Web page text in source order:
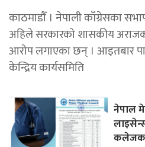
काठमाडाैँ । नेपाली काँग्रेसका
अहिले सरकारको शासकीय
आरोप लगाएका छन् । आइतबार
केन्द्रिय कार्यसमिति
नेपाल
कलेजका